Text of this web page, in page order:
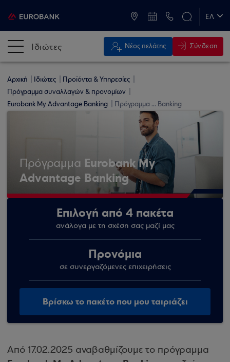
ΕΛ
Ιδιώτες Νέος πελάτης Σύνδεση
Αρχική Ιδιώτες
Προϊόντα & Υπηρεσίες
Πρόγραμμα συναλλαγών & προνομίων
Eurobank My Advantage Banking
Πρόγραμμα ... Banking
Πρόγραμμα Eurobank My
Advantage Banking
Επιλογή από 4 πακέτα
ανάλογα με τη σχέση σας μαζί μας
Προνόμια
σε συνεργαζόμενες επιχειρήσεις
Βρίσκω το πακέτο που μου ταιριάζει
Από 17.02.2025 αναβαθμίζουμε το πρόγραμμα